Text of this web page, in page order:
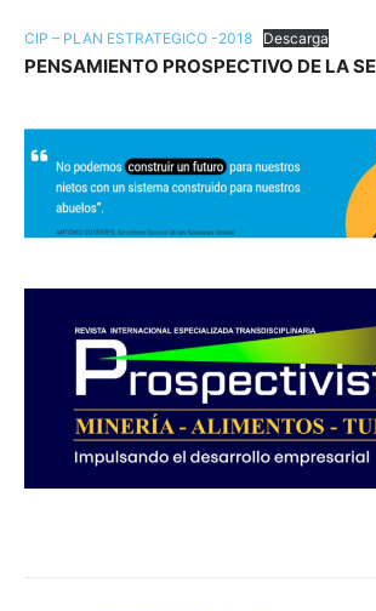
CIP – PLAN ESTRATEGICO -2018 Descarga
PENSAMIENTO PROSPECTIVO DE LA